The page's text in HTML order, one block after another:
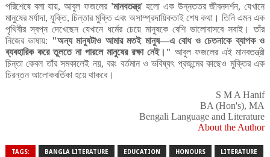
পরিশেষে বলা যায়,আবুল ফজলের 'মানবতন্ত্র' হলো এক উন্নততর জীবনদর্শন,যেখানে
মানুষের মর্যাদা, যুক্তি, চিন্তার মুক্তি এবং অসাম্প্রদায়িকতাই শেষ কথা। তিনি এমন এক
পৃথিবীর স্বপ্ন দেখেছেন যেখানে ধর্মের চেয়ে মানুষকে বেশি ভালোবাসবে সবাই। তাঁর
নিজের ভাষায়: "অন্য মানুষটাও আমার মতই মানুষ—এ বোধ ও চেতনাকে ব্যাপক ও
ব্যবহারিক করে তুলতে না পারলে মানুষের রক্ষা নেই। " আবুল ফজলের এই মানবতন্ত্রী
চিন্তা কেবল তাঁর সমকালেই নয়,বরং বর্তমান ও ভবিষ্যৎ প্রজন্মের কাছেও মুক্তির এক
চিরন্তন আলোকবর্তিকা হয়ে থাকবে।
S M A Hanif
BA (Hon's), MA
Bengali Language and Literature
About the Author
TAGS: BANGLA LITERATURE EDUCATION HONOURS LITERATURE